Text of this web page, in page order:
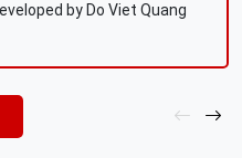
by Do Viet Quang